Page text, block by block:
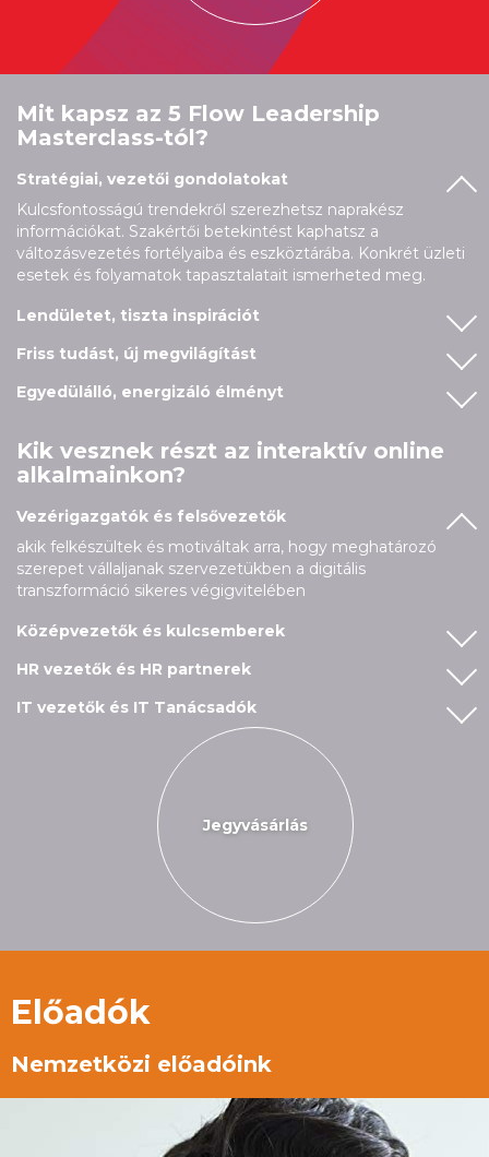
Mit kapsz az 5 Flow Leadership
Masterclass-tól?
Stratégiai, vezetői gondolatokat
Kulcsfontosságú trendekről szerezhetsz naprakész
információkat. Szakértői betekintést kaphatsz a
változásvezetés fortélyaiba és eszköztárába. Konkrét üzleti
esetek és folyamatok tapasztalatait ismerheted meg.
Lendületet, tiszta inspirációt
Friss tudást, új megvilágítást
Egyedülálló, energizáló élményt
Kik vesznek részt az interaktív online
alkalmainkon?
Vezérigazgatók és felsővezetők
akik felkészültek és motiváltak arra, hogy meghatározó
szerepet vállaljanak szervezetükben a digitális
transzformáció sikeres végigvitelében
Középvezetők és kulcsemberek
HR vezetők és HR partnerek
IT vezetők és IT Tanácsadók
Jegyvásárlás
Előadók
Nemzetközi előadóink